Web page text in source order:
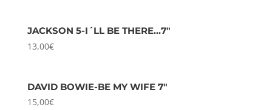
JACKSON 5-I´LL BE THERE…7″
13,00€
DAVID BOWIE-BE MY WIFE 7″
15,00€